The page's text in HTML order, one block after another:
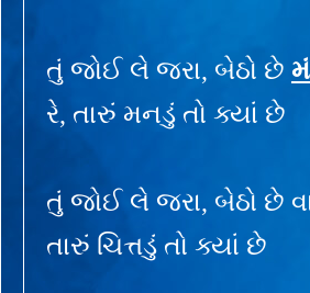
તું જોઈ લે જરા, બેઠો છે
રે, તારું મનડું તો ક્યાં છે
તું જોઈ લે જરા, બેઠો છે
તારું ચિત્તડું તો ક્યાં છે